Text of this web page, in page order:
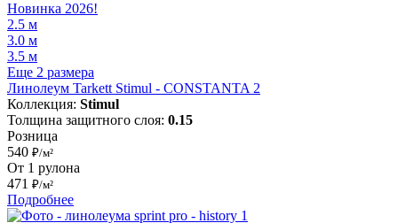
Новинка 2026!
2.5 м
3.0 м
3.5 м
Еще 2 размера
Линолеум Tarkett Stimul - CONSTANTA 2
Коллекция: Stimul
Толщина защитного слоя: 0.15
Розница
540 ₽/м²
От 1 рулона
471 ₽/м²
Подробнее